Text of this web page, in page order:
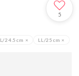
5
L/24.5cm × LL/25cm ×